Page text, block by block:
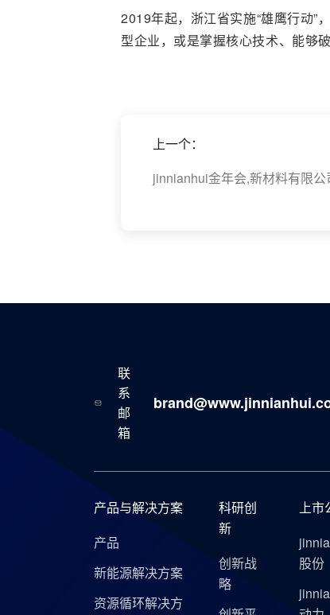
2019年起，浙江省实施“雄鹰行动”
型企业，或是掌握核心技术、能够
上一个：
jinnianhui金年会,新材料有限
联
系
邮
箱
产品与解决方案
产品
新能源解决方案
资源循环解决方
科研创
新
创新战
略
上市
股份